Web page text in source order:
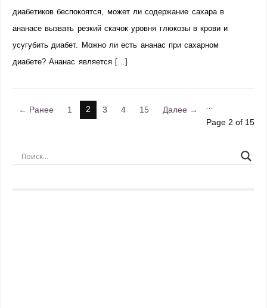
диабетиков беспокоятся, может ли содержание сахара в
ананасе вызвать резкий скачок уровня глюкозы в крови и
усугубить диабет. Можно ли есть ананас при сахарном
диабете? Ананас является […]
← Ранее 1 2 3 4 …
15
Далее →
Page 2 of 15